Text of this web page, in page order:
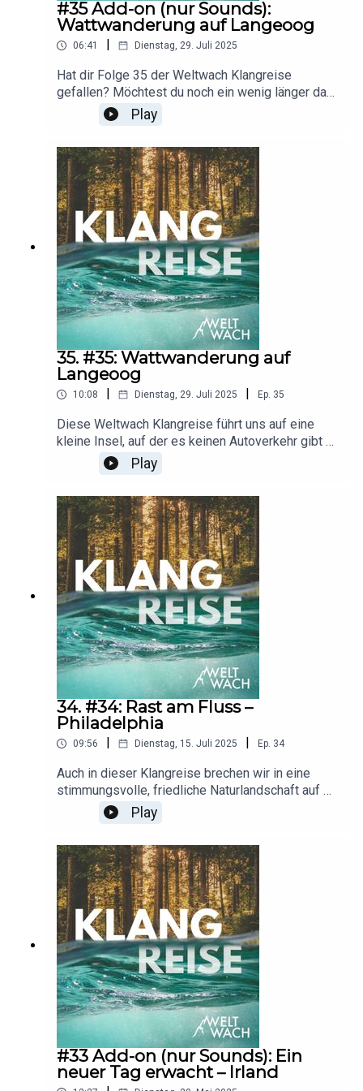
#35 Add-on (nur Sounds):
Wattwanderung auf Langeoog
06:41 | Dienstag, 29. Juli 2025
Hat dir Folge 35 der Weltwach Klangreise
gefallen? Möchtest du noch ein wenig länger das
Wattenmeer vor Langeoog erkunden? Dann
genieße dieses Add-on zur Folge: nur Geräusche,
ohne Erzählung, ohne Musik.Aufnahmen und
Postproduktion: Erik Lorenz
Play
35. #35: Wattwanderung auf
Langeoog
10:08 | Dienstag, 29. Juli 2025 | Ep. 35
Diese Weltwach Klangreise führt uns auf eine
kleine Insel, auf der es keinen Autoverkehr gibt –
dafür aber unzählige Vögel: die ostfriesische
Nordseeinsel Langeoog. Auf ihr wandern wir
zwischen Dünen, Sandriffen und Salzwiesen
umher – und schlendern durch das Wattenmeer,
ein Hotspot der biologischen Vielfalt.O-Ton-
Aufnahmen, Skript, Sprecher und Postproduktion:
Erik Lorenz
Play
34. #34: Rast am Fluss –
Philadelphia
09:56 Dienstag, 15. Juli 2025 Ep. 34
Auch in dieser Klangreise brechen wir in eine
stimmungsvolle, friedliche Naturlandschaft auf –
in diesem Fall: in die USA, ans Ufer des
gemächlich dahinströmenden Flusses
Wissahickon Creek. Wir befinden uns in der Nähe
der Stadt Philadelphia, und doch scheint sie – wie
die Zivilisation insgesamt – ganz weit weg zu
sein. Statt Straßen und Gebäuden umgibt uns die
üppige Pracht eines dichten Waldes – und die
rhythmische Melodie des fließenden Wassers. O-
Ton-Aufnahmen, Skript, Sprecher und
Postproduktion: Erik Lorenz
Play
#33 Add-on (nur Sounds): Ein
neuer Tag erwacht – Irland